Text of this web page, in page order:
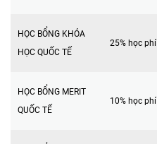
HỌC BỔNG KHÓA
HỌC QUỐC TẾ
25% học phí
HỌC BỔNG MERIT
QUỐC TẾ
10% học phí